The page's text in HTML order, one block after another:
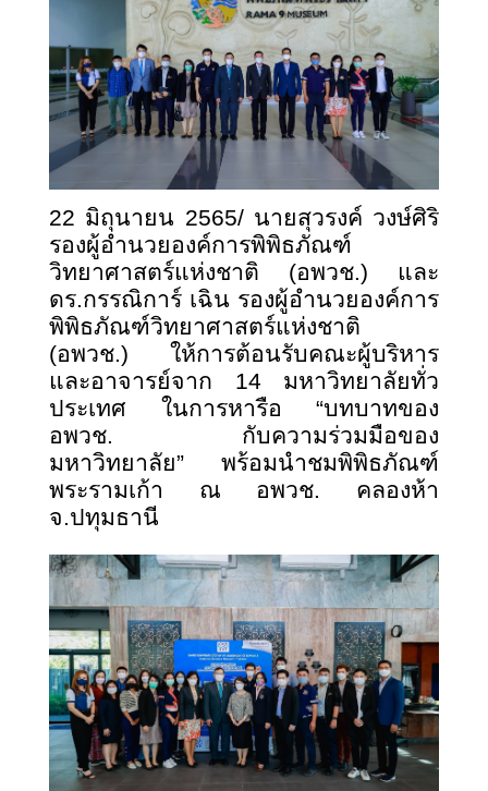
22 มิถุนายน 2565/ นายสุวรงค์ วงษ์ศิริ
รองผู้อำนวยองค์การพิพิธภัณฑ์
วิทยาศาสตร์แห่งชาติ (อพวช.) และ
ดร.กรรณิการ์ เฉิน รองผู้อำนวยองค์การ
พิพิธภัณฑ์วิทยาศาสตร์แห่งชาติ
(อพวช.) ให้การต้อนรับคณะผู้บริหาร
และอาจารย์จาก 14 มหาวิทยาลัยทั่ว
ประเทศ ในการหารือ “บทบาทของ
อพวช. กับความร่วมมือของ
มหาวิทยาลัย” พร้อมนำชมพิพิธภัณฑ์
พระรามเก้า ณ อพวช. คลองห้า
จ.ปทุมธานี